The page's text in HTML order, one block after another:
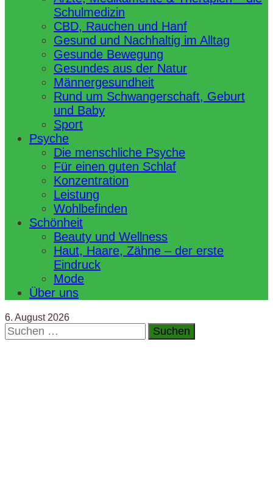
Schulmedizin
CBD, Rauchen und Hanf
Gesund und Nachhaltig im Alltag
Gesunde Bewegung
Gesundes aus der Natur
Männergesundheit
Rund um Schwangerschaft, Geburt
und Baby
Sport
Psyche
Die menschliche Psyche
Für einen guten Schlaf
Konzentration
Leistung
Wohlbefinden
Schönheit
Beauty und Wellness
Haut, Haare, Zähne – der erste
Eindruck
Mode
Über uns
6. August 2026
Suchen
nach: